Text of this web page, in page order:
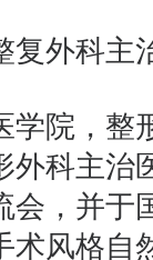
外科主
院，整
外科主治
会，并于
术风格自